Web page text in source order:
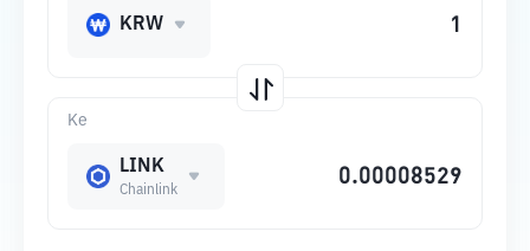
Ke
LINK
Chainlink
KRW